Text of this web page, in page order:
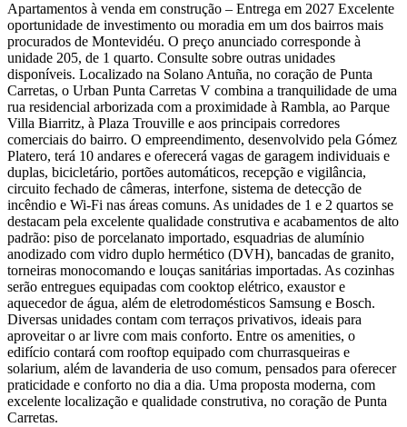
Apartamentos à venda em construção – Entrega em 2027 Excelente
oportunidade de investimento ou moradia em um dos bairros mais
procurados de Montevidéu. O preço anunciado corresponde à
unidade 205, de 1 quarto. Consulte sobre outras unidades
disponíveis. Localizado na Solano Antuña, no coração de Punta
Carretas, o Urban Punta Carretas V combina a tranquilidade de uma
rua residencial arborizada com a proximidade à Rambla, ao Parque
Villa Biarritz, à Plaza Trouville e aos principais corredores
comerciais do bairro. O empreendimento, desenvolvido pela Gómez
Platero, terá 10 andares e oferecerá vagas de garagem individuais e
duplas, bicicletário, portões automáticos, recepção e vigilância,
circuito fechado de câmeras, interfone, sistema de detecção de
incêndio e Wi-Fi nas áreas comuns. As unidades de 1 e 2 quartos se
destacam pela excelente qualidade construtiva e acabamentos de alto
padrão: piso de porcelanato importado, esquadrias de alumínio
anodizado com vidro duplo hermético (DVH), bancadas de granito,
torneiras monocomando e louças sanitárias importadas. As cozinhas
serão entregues equipadas com cooktop elétrico, exaustor e
aquecedor de água, além de eletrodomésticos Samsung e Bosch.
Diversas unidades contam com terraços privativos, ideais para
aproveitar o ar livre com mais conforto. Entre os amenities, o
edifício contará com rooftop equipado com churrasqueiras e
solarium, além de lavanderia de uso comum, pensados para oferecer
praticidade e conforto no dia a dia. Uma proposta moderna, com
excelente localização e qualidade construtiva, no coração de Punta
Carretas.